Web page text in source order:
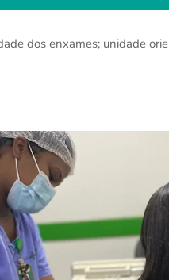
dos enxames; unidade